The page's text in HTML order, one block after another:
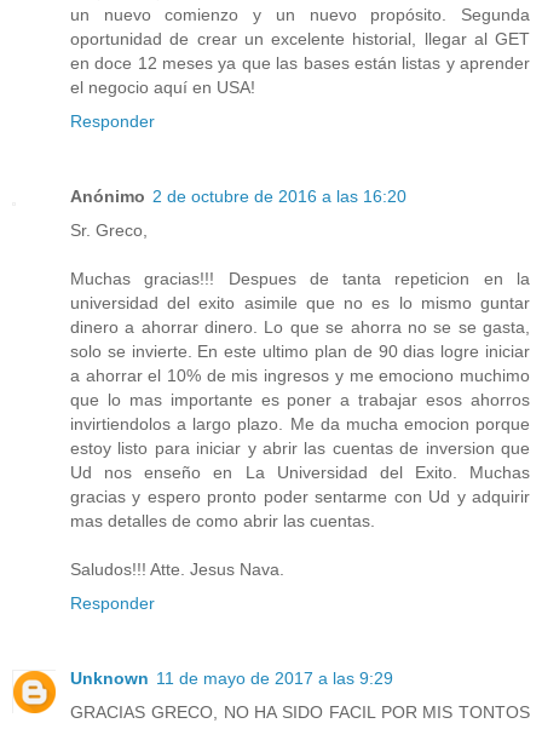
un nuevo comienzo y un nuevo propósito. Segunda
oportunidad de crear un excelente historial, llegar al GET
en doce 12 meses ya que las bases están listas y aprender
el negocio aquí en USA!
Responder
Anónimo 2 de octubre de 2016 a las 16:20
Sr. Greco,
Muchas gracias!!! Despues de tanta repeticion en la
universidad del exito asimile que no es lo mismo guntar
dinero a ahorrar dinero. Lo que se ahorra no se se gasta,
solo se invierte. En este ultimo plan de 90 dias logre iniciar
a ahorrar el 10% de mis ingresos y me emociono muchimo
que lo mas importante es poner a trabajar esos ahorros
invirtiendolos a largo plazo. Me da mucha emocion porque
estoy listo para iniciar y abrir las cuentas de inversion que
Ud nos enseño en La Universidad del Exito. Muchas
gracias y espero pronto poder sentarme con Ud y adquirir
mas detalles de como abrir las cuentas.
Saludos!!! Atte. Jesus Nava.
Responder
Unknown 11 de mayo de 2017 a las 9:29
GRACIAS GRECO, NO HA SIDO FACIL POR MIS TONTOS